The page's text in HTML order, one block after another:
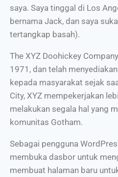
saya. Saya tinggal di Los
bernama Jack, dan saya
tertangkap basah).
The XYZ Doohickey
1971, dan telah
kepada masyarakat sejak
City, XYZ mempekerjakan
melakukan segala hal yang
komunitas Gotham.
Sebagai pengguna
membuka dasbor untuk
membuat halaman baru